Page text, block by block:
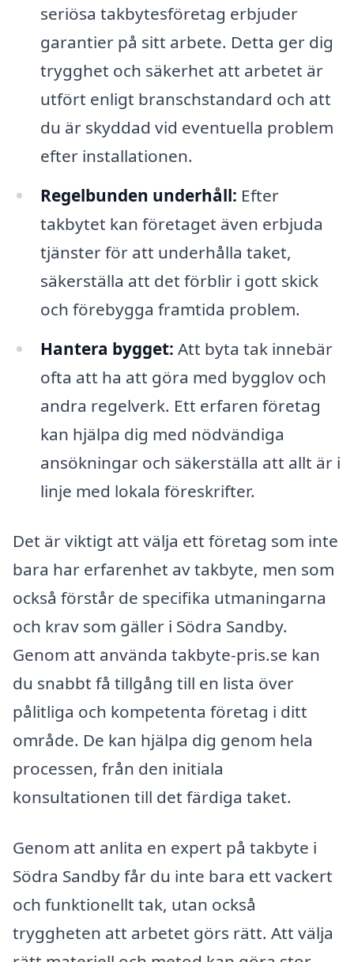
seriösa takbytesföretag erbjuder
garantier på sitt arbete. Detta ger dig
trygghet och säkerhet att arbetet är
utfört enligt branschstandard och att
du är skyddad vid eventuella problem
efter installationen.
Regelbunden underhåll: Efter
takbytet kan företaget även erbjuda
tjänster för att underhålla taket,
säkerställa att det förblir i gott skick
och förebygga framtida problem.
Hantera bygget: Att byta tak innebär
ofta att ha att göra med bygglov och
andra regelverk. Ett erfaren företag
kan hjälpa dig med nödvändiga
ansökningar och säkerställa att allt är i
linje med lokala föreskrifter.
Det är viktigt att välja ett företag som inte
bara har erfarenhet av takbyte, men som
också förstår de specifika utmaningarna
och krav som gäller i Södra Sandby.
Genom att använda takbyte-pris.se kan
du snabbt få tillgång till en lista över
pålitliga och kompetenta företag i ditt
område. De kan hjälpa dig genom hela
processen, från den initiala
konsultationen till det färdiga taket.
Genom att anlita en expert på takbyte i
Södra Sandby får du inte bara ett vackert
och funktionellt tak, utan också
tryggheten att arbetet görs rätt. Att välja